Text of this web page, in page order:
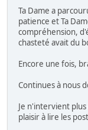
Ta Dame a
patience et Ta
compréhension,
chasteté avait du
Encore une fois,
Continues à nous
Je n'intervient
plaisir à lire les